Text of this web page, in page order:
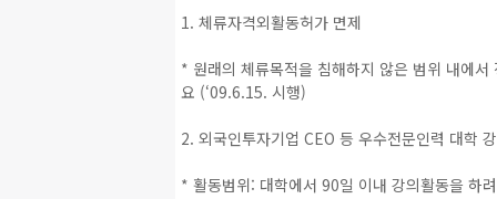
1. 체류자격외활동허가 면제
* 원래의 체류목적을 침해하지 않은 범위 내에
요 (‘09.6.15. 시행)
2. 외국인투자기업 CEO 등 우수전문인력 대학
* 활동범위: 대학에서 90일 이내 강의활동을 하